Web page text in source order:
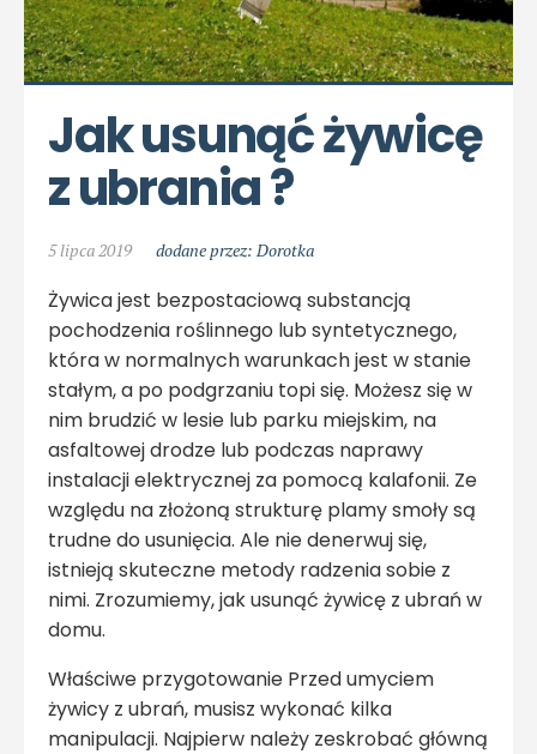
Jak usunąć żywicę
z ubrania ?
5 lipca 2019 dodane przez: Dorotka
Żywica jest bezpostaciową substancją
pochodzenia roślinnego lub syntetycznego,
która w normalnych warunkach jest w stanie
stałym, a po podgrzaniu topi się. Możesz się w
nim brudzić w lesie lub parku miejskim, na
asfaltowej drodze lub podczas naprawy
instalacji elektrycznej za pomocą kalafonii. Ze
względu na złożoną strukturę plamy smoły są
trudne do usunięcia. Ale nie denerwuj się,
istnieją skuteczne metody radzenia sobie z
nimi. Zrozumiemy, jak usunąć żywicę z ubrań w
domu.
Właściwe przygotowanie Przed umyciem
żywicy z ubrań, musisz wykonać kilka
manipulacji. Najpierw należy zeskrobać główną